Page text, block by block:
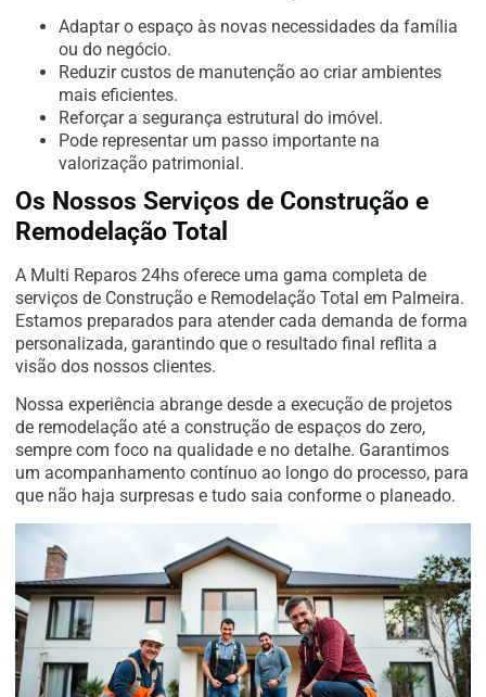
Adaptar o espaço às novas necessidades da família
ou do negócio.
Reduzir custos de manutenção ao criar ambientes
mais eficientes.
Reforçar a segurança estrutural do imóvel.
Pode representar um passo importante na
valorização patrimonial.
Os Nossos Serviços de Construção e
Remodelação Total
A Multi Reparos 24hs oferece uma gama completa de
serviços de Construção e Remodelação Total em Palmeira.
Estamos preparados para atender cada demanda de forma
personalizada, garantindo que o resultado final reflita a
visão dos nossos clientes.
Nossa experiência abrange desde a execução de projetos
de remodelação até a construção de espaços do zero,
sempre com foco na qualidade e no detalhe. Garantimos
um acompanhamento contínuo ao longo do processo, para
que não haja surpresas e tudo saia conforme o planeado.